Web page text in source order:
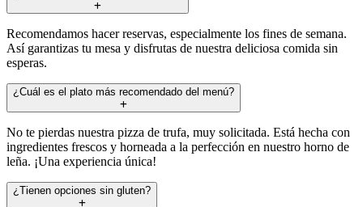
Recomendamos hacer reservas, especialmente los fines de semana.
Así garantizas tu mesa y disfrutas de nuestra deliciosa comida sin
esperas.
¿Cuál es el plato más recomendado del menú?
No te pierdas nuestra pizza de trufa, muy solicitada. Está hecha con
ingredientes frescos y horneada a la perfección en nuestro horno de
leña. ¡Una experiencia única!
¿Tienen opciones sin gluten?